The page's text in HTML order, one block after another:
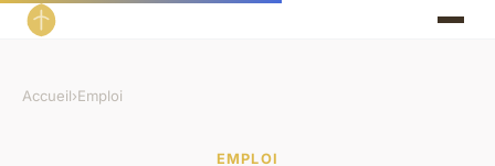
Accueil›Emploi
EMPLOI